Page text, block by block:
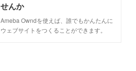
せんか
Ameba Owndを使えば、誰でもかんたんに
ウェブサイトをつくることができます。